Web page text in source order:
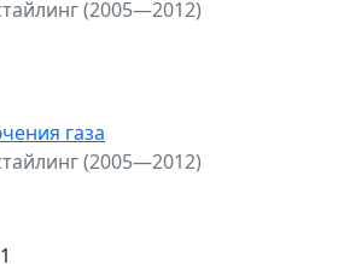
(2005—2012)
газа
(2005—2012)